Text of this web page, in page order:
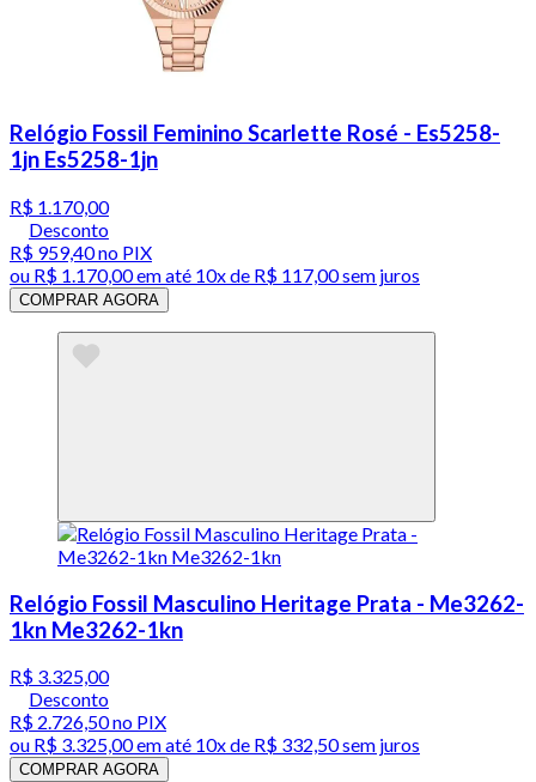
Relógio Fossil Feminino Scarlette Rosé - Es5258-
1jn Es5258-1jn
R$ 1.170,00
Desconto
R$ 959,40no PIX
ou R$ 1.170,00em até 10x de R$ 117,00 sem juros
COMPRAR AGORA
Relógio Fossil Masculino Heritage Prata - Me3262-
1kn Me3262-1kn
R$ 3.325,00
Desconto
R$ 2.726,50no PIX
ou R$ 3.325,00em até 10x de R$ 332,50 sem juros
COMPRAR AGORA